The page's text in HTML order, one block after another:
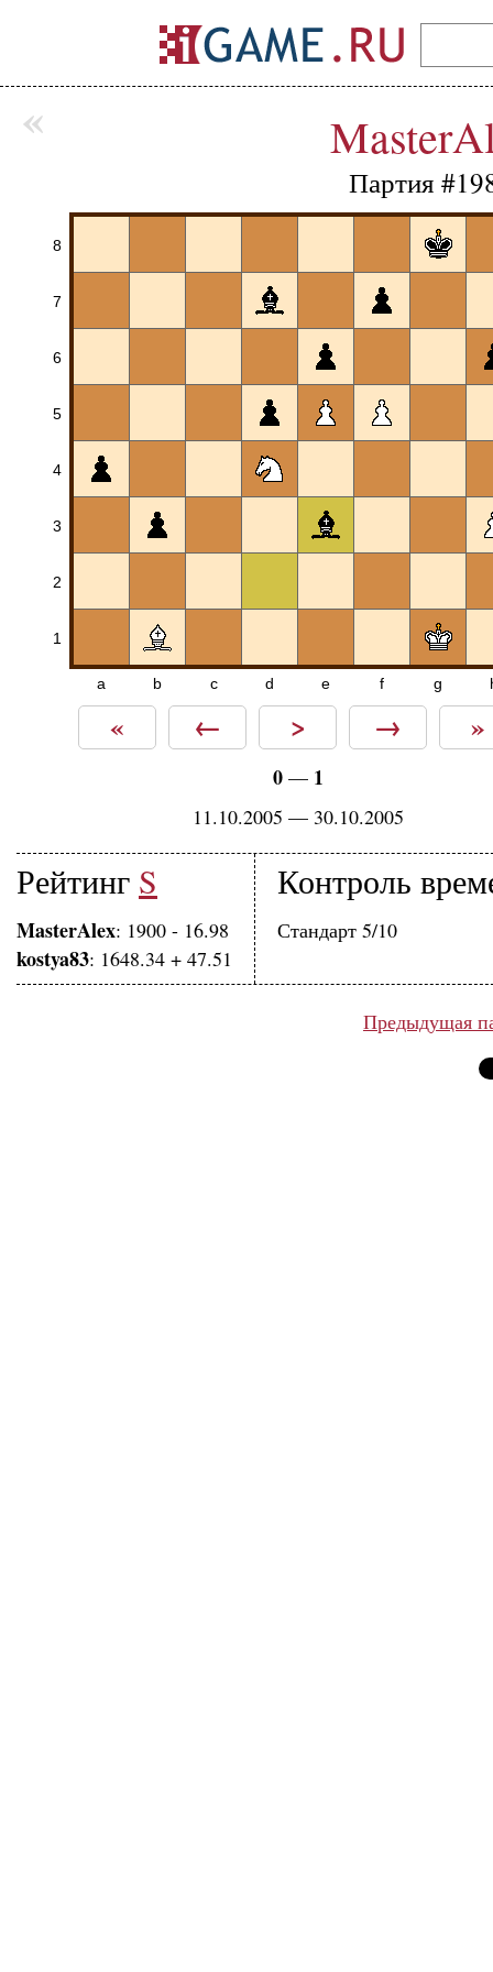
Партия
8
7
6
5
4
3
2
1
a b c d e f g
« ← > → »
0— 1
11.10.2005 — 30.10.2005
Рейтинг S
MasterAlex: 1900 - 16.98
kostya83: 1648.34 + 47.51
Контроль
Стандарт 5/10
Предыдущая
«